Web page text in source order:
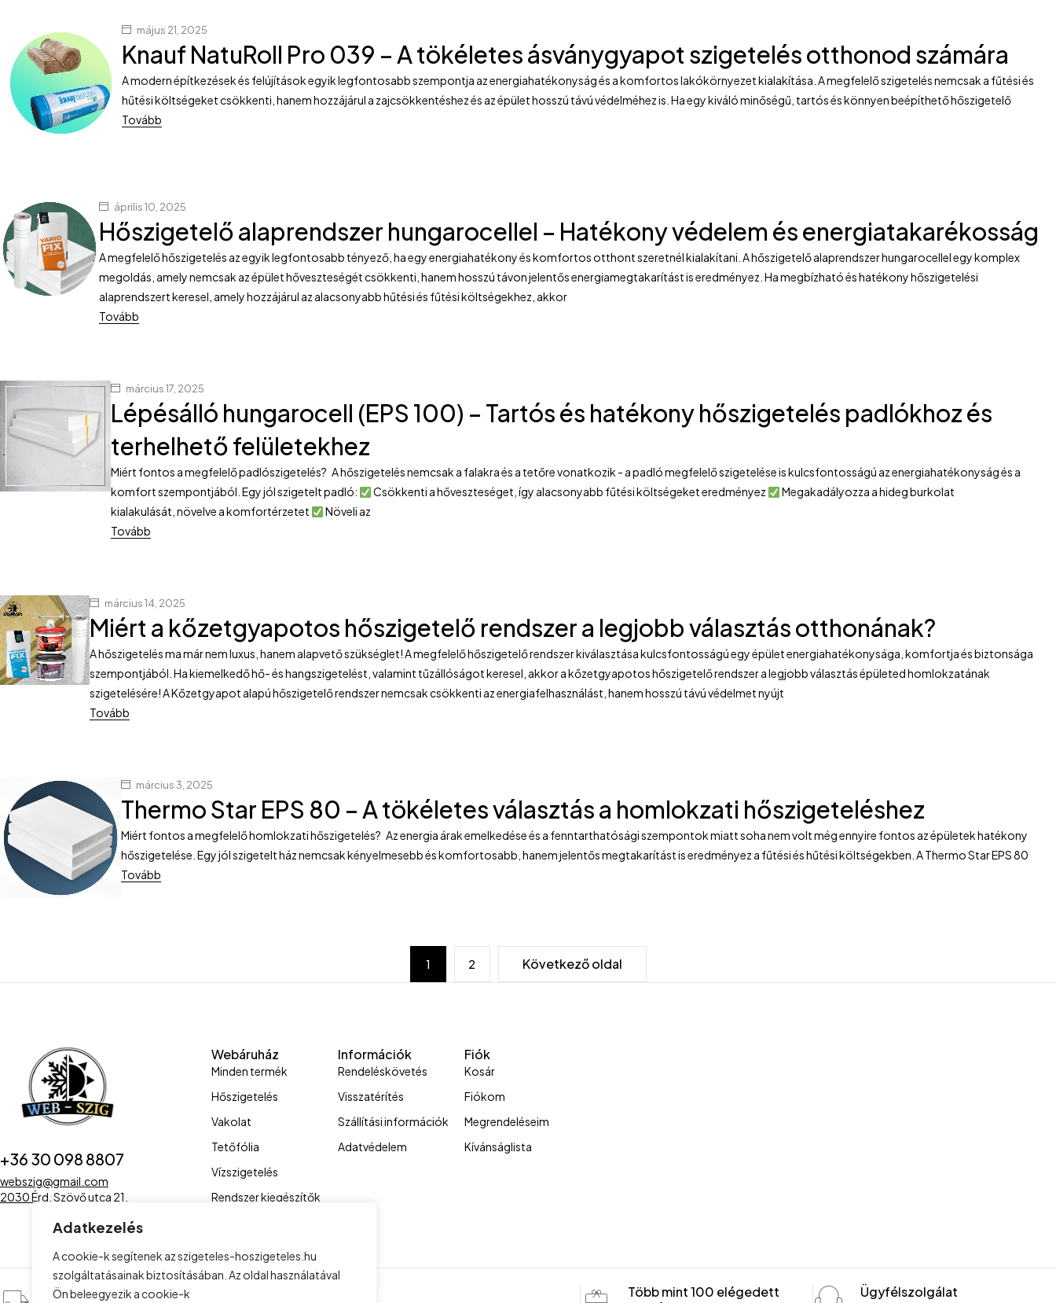
Adatkezelés
A cookie-k segítenek az szigeteles-hoszigeteles.hu
szolgáltatásainak biztosításában. Az oldal használatával
Ön beleegyezik a cookie-k
május 21, 2025
Knauf NatuRoll Pro 039 – A tökéletes ásványgyapot szigetelés otthonod számára
A modern építkezések és felújítások egyik legfontosabb szempontja az energiahatékonyság és a komfortos lakókörnyezet kialakítása. A megfelelő szigetelés nemcsak a fűtési és
hűtési költségeket csökkenti, hanem hozzájárul a zajcsökkentéshez és az épület hosszú távú védelméhez is. Ha egy kiváló minőségű, tartós és könnyen beépíthető hőszigetelő
Tovább
április 10, 2025
Hőszigetelő alaprendszer hungarocellel – Hatékony védelem és energiatakarékosság
A megfelelő hőszigetelés az egyik legfontosabb tényező, ha egy energiahatékony és komfortos otthont szeretnél kialakítani. A hőszigetelő alaprendszer hungarocellel egy komplex
megoldás, amely nemcsak az épület hőveszteségét csökkenti, hanem hosszú távon jelentős energiamegtakarítást is eredményez. Ha megbízható és hatékony hőszigetelési
alaprendszert keresel, amely hozzájárul az alacsonyabb hűtési és fűtési költségekhez, akkor
Tovább
március 17, 2025
Lépésálló hungarocell (EPS 100) – Tartós és hatékony hőszigetelés padlókhoz és
terhelhető felületekhez
Miért fontos a megfelelő padlószigetelés? A hőszigetelés nemcsak a falakra és a tetőre vonatkozik - a padló megfelelő szigetelése is kulcsfontosságú az energiahatékonyság és a
komfort szempontjából. Egy jól szigetelt padló:
Csökkenti a hőveszteséget, így alacsonyabb fűtési költségeket eredményez
Megakadályozza a hideg burkolat
kialakulását, növelve a komfortérzetet
Növeli az
Tovább
március 14, 2025
Miért a kőzetgyapotos hőszigetelő rendszer a legjobb választás otthonának?
A hőszigetelés ma már nem luxus, hanem alapvető szükséglet! A megfelelő hőszigetelő rendszer kiválasztása kulcsfontosságú egy épület energiahatékonysága, komfortja és biztonsága
szempontjából. Ha kiemelkedő hő- és hangszigetelést, valamint tűzállóságot keresel, akkor a kőzetgyapotos hőszigetelő rendszer a legjobb választás épületed homlokzatának
szigetelésére! A Kőzetgyapot alapú hőszigetelő rendszer nemcsak csökkenti az energiafelhasználást, hanem hosszú távú védelmet nyújt
Tovább
március 3, 2025
Thermo Star EPS 80 – A tökéletes választás a homlokzati hőszigeteléshez
Miért fontos a megfelelő homlokzati hőszigetelés? Az energia árak emelkedése és a fenntarthatósági szempontok miatt soha nem volt még ennyire fontos az épületek hatékony
hőszigetelése. Egy jól szigetelt ház nemcsak kényelmesebb és komfortosabb, hanem jelentős megtakarítást is eredményez a fűtési és hűtési költségekben. A Thermo Star EPS 80
Tovább
1 2 Következő oldal
+36 30 098 8807
webszig@gmail.com
2030 Érd, Szövő utca 21.
Webáruház
Minden termék
Hőszigetelés
Vakolat
Tetőfólia
Vízszigetelés
Rendszer kiegészítők
Információk
Rendeléskövetés
Visszatérítés
Szállítási információk
Adatvédelem
Fiók
Kosár
Fiókom
Megrendeléseim
Kívánságlista
Kiszállítás az egész ország
Több mint 100 elégedett
Ügyfélszolgálat